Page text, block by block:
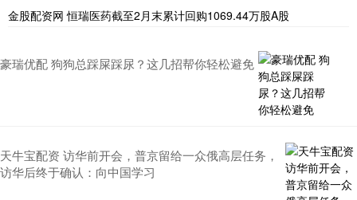
金股配资网 恒瑞医药截至2月末累计回购1069.44万股A股
豪瑞优配 狗狗总踩屎踩尿？这几招帮你轻松避免
天牛宝配资 访华前开会，普京留给一众俄高层任务，
访华后终于确认：向中国学习